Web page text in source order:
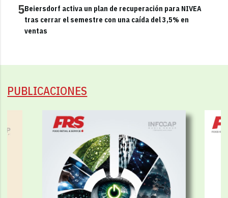
5Beiersdorf activa un plan de recuperación para NIVEA
tras cerrar el semestre con una caída del 3,5% en
ventas
PUBLICACIONES